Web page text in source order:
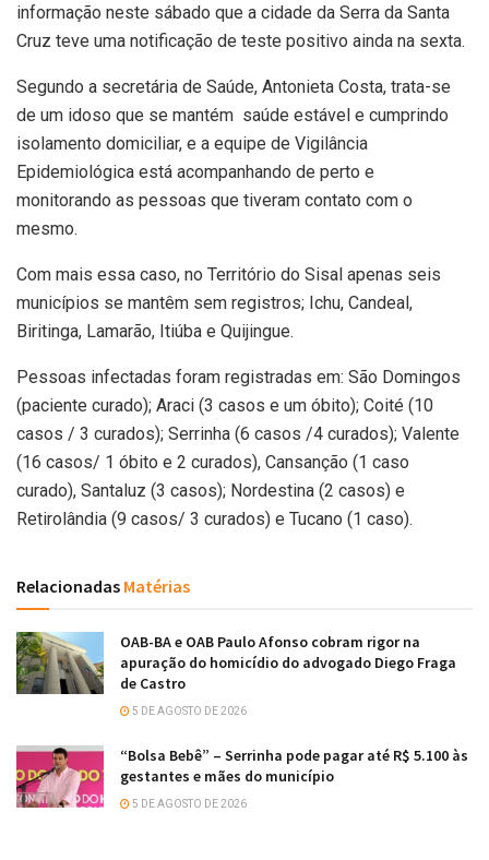
informação neste sábado que a cidade da Serra da Santa
Cruz teve uma notificação de teste positivo ainda na sexta.
Segundo a secretária de Saúde, Antonieta Costa, trata-se
de um idoso que se mantém saúde estável e cumprindo
isolamento domiciliar, e a equipe de Vigilância
Epidemiológica está acompanhando de perto e
monitorando as pessoas que tiveram contato com o
mesmo.
Com mais essa caso, no Território do Sisal apenas seis
municípios se mantêm sem registros; Ichu, Candeal,
Biritinga, Lamarão, Itiúba e Quijingue.
Pessoas infectadas foram registradas em: São Domingos
(paciente curado); Araci (3 casos e um óbito); Coité (10
casos / 3 curados); Serrinha (6 casos /4 curados); Valente
(16 casos/ 1 óbito e 2 curados), Cansanção (1 caso
curado), Santaluz (3 casos); Nordestina (2 casos) e
Retirolândia (9 casos/ 3 curados) e Tucano (1 caso).
Relacionadas Matérias
OAB-BA e OAB Paulo Afonso cobram rigor na
apuração do homicídio do advogado Diego Fraga
de Castro
5 DE AGOSTO DE 2026
“Bolsa Bebê” – Serrinha pode pagar até R$ 5.100 às
gestantes e mães do município
5 DE AGOSTO DE 2026